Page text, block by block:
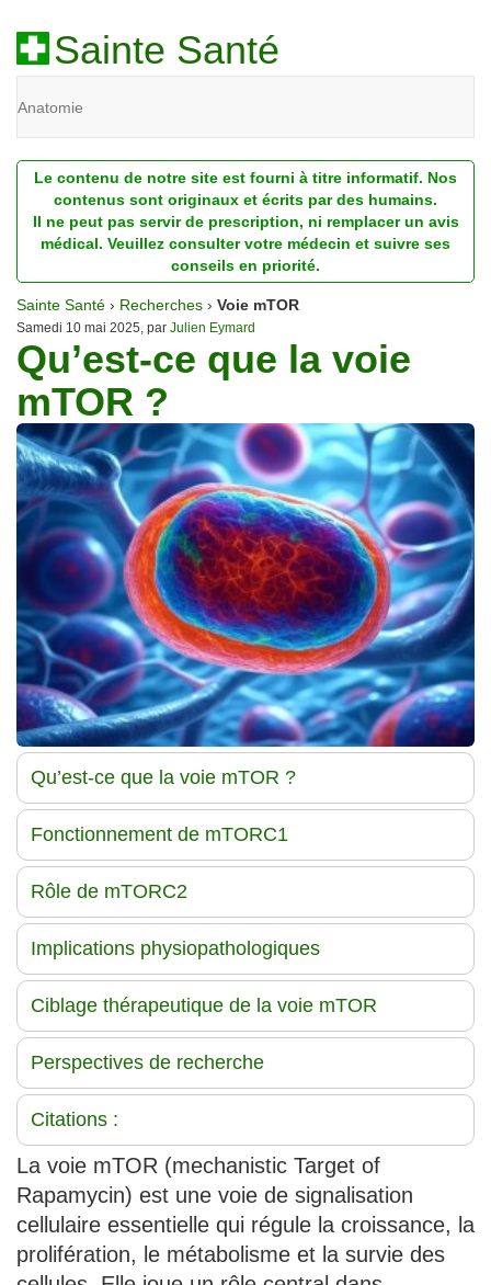
Sainte Santé
Anatomie
Diagnostic
Dossiers
Homéopathie
Nutrition
Pathologie
Psychologie
Recherches
Traitements
Le contenu de notre site est fourni à titre informatif. Nos
contenus sont originaux et écrits par des humains.
Il ne peut pas servir de prescription, ni remplacer un avis
médical. Veuillez consulter votre médecin et suivre ses
conseils en priorité.
Sainte Santé › Recherches › Voie mTOR
Samedi 10 mai 2025, par Julien Eymard
Qu’est-ce que la voie
mTOR ?
Qu’est-ce que la voie mTOR ?
Fonctionnement de mTORC1
Rôle de mTORC2
Implications physiopathologiques
Ciblage thérapeutique de la voie mTOR
Perspectives de recherche
Citations :
La voie mTOR (mechanistic Target of
Rapamycin) est une voie de signalisation
cellulaire essentielle qui régule la croissance, la
prolifération, le métabolisme et la survie des